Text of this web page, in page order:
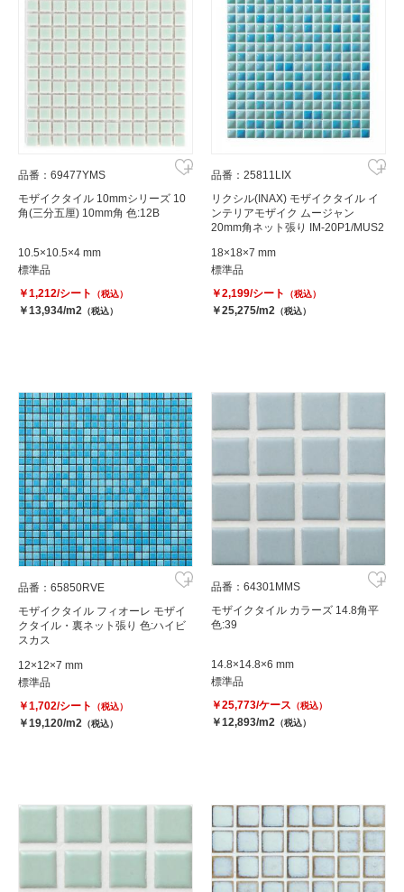
品番：69477YMS
モザイクタイル 10mmシリーズ 10
角(三分五厘) 10mm角 色:12B
10.5×10.5×4 mm
標準品
￥1,212/シート
（税込）
￥13,934/m2 （税込）
品番：25811LIX
リクシル(INAX) モザイクタイル イ
ンテリアモザイク ムージャン
20mm角ネット張り IM-20P1/MUS2
18×18×7 mm
標準品
￥2,199/シート
（税込）
￥25,275/m2 （税込）
品番：65850RVE
モザイクタイル フィオーレ モザイ
クタイル・裏ネット張り 色:ハイビ
スカス
12×12×7 mm
標準品
￥1,702/シート
（税込）
￥19,120/m2 （税込）
品番：64301MMS
モザイクタイル カラーズ 14.8角平
色:39
14.8×14.8×6 mm
標準品
￥25,773/ケース （税込）
￥12,893/m2 （税込）